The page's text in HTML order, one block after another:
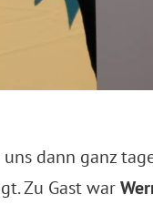
dann ganz
Zu Gast war